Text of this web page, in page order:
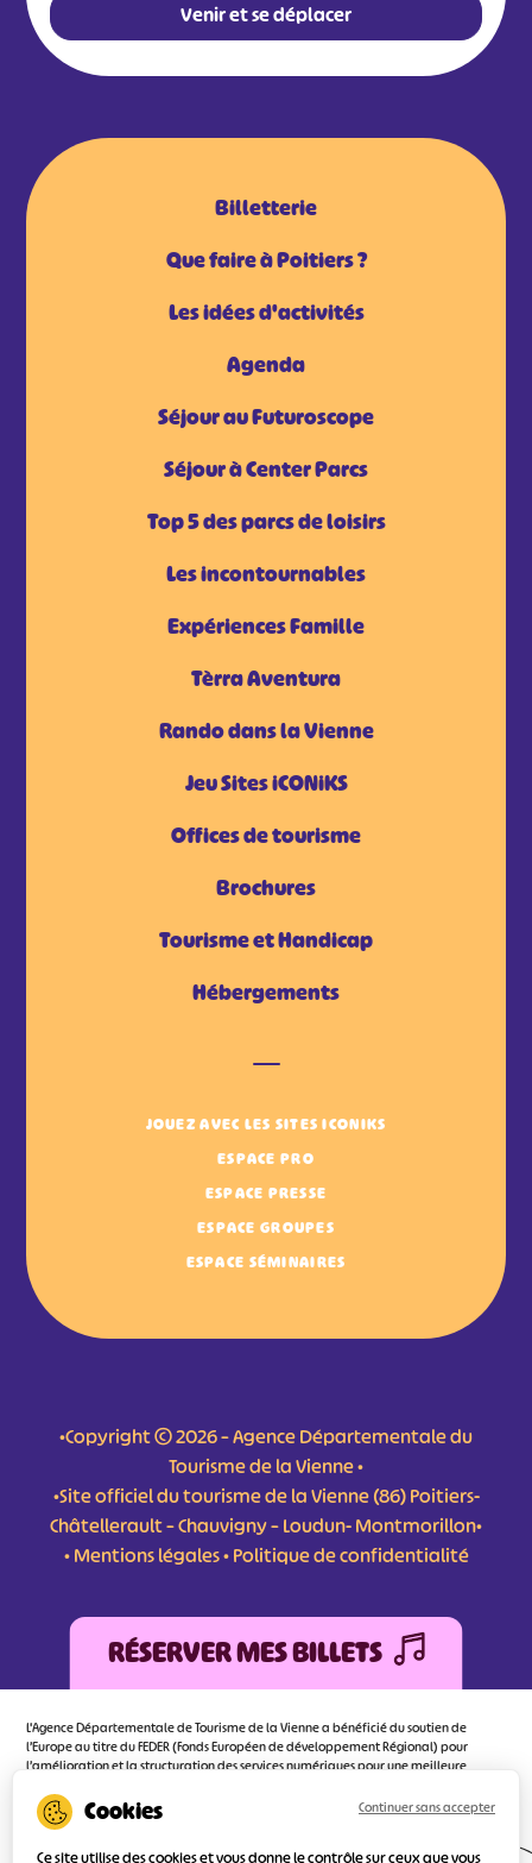
Venir et se déplacer
Billetterie
Que faire à Poitiers ?
Les idées d'activités
Agenda
Séjour au Futuroscope
Séjour à Center Parcs
Top 5 des parcs de loisirs
Les incontournables
Expériences Famille
Tèrra Aventura
Rando dans la Vienne
Jeu Sites iCONiKS
Offices de tourisme
Brochures
Tourisme et Handicap
Hébergements
JOUEZ AVEC LES SITES ICONIKS
ESPACE PRO
ESPACE PRESSE
ESPACE GROUPES
ESPACE SÉMINAIRES
•Copyright © 2026 – Agence Départementale du
Tourisme de la Vienne •
•Site officiel du tourisme de la Vienne (86) Poitiers-
Châtellerault – Chauvigny – Loudun- Montmorillon•
•Mentions légales•Politique de confidentialité
RÉSERVER MES BILLETS
L'Agence Départementale de Tourisme de la Vienne a bénéficié du soutien de
l’Europe au titre du FEDER (Fonds Européen de développement Régional) pour
l’amélioration et la structuration des services numériques pour une meilleure
d’orienter au mieux le visiteur.
Ce site utilise des cookies et vous donne le contrôle sur ceux que vous
Continuer sans accepter